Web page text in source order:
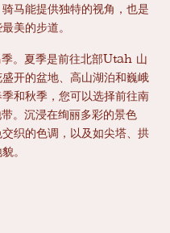
马能提供独特的视角，也是
美的步道。
。夏季是前往北部Utah 山
开的盆地、高山湖泊和巍峨
和秋季，您可以选择前往南
。沉浸在绚丽多彩的景色
织的色调，以及如尖塔、拱
。